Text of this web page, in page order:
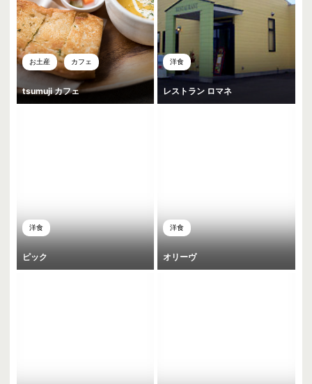
お土産 カフェ
tsumuji カフェ
洋食
レストラン ロマネ
洋食
ピック
洋食
オリーヴ